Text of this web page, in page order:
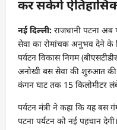
कर सकेंगे
नई दिल्ली: राजधानी पटना
सेवा का रोमांचक अनुभव देने के
पर्यटन विकास निगम
अनोखी बस सेवा की शुरुआत की।
कंगन घाट तक 15 किलोमीटर लंबे
पर्यटन मंत्री ने कहा कि यह बस
पटना पर्यटन को नई पहचान